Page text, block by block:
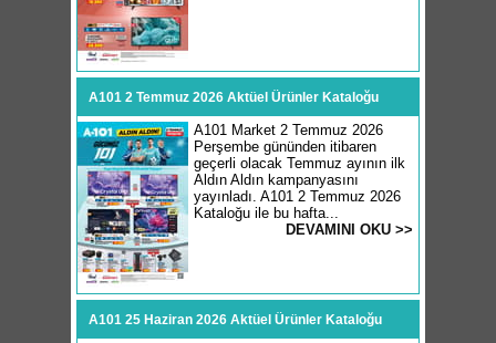
A101 2 Temmuz 2026 Aktüel Ürünler Kataloğu
A101 Market 2 Temmuz 2026
Perşembe gününden itibaren
geçerli olacak Temmuz ayının ilk
Aldın Aldın kampanyasını
yayınladı. A101 2 Temmuz 2026
Kataloğu ile bu hafta...
DEVAMINI OKU >>
A101 25 Haziran 2026 Aktüel Ürünler Kataloğu